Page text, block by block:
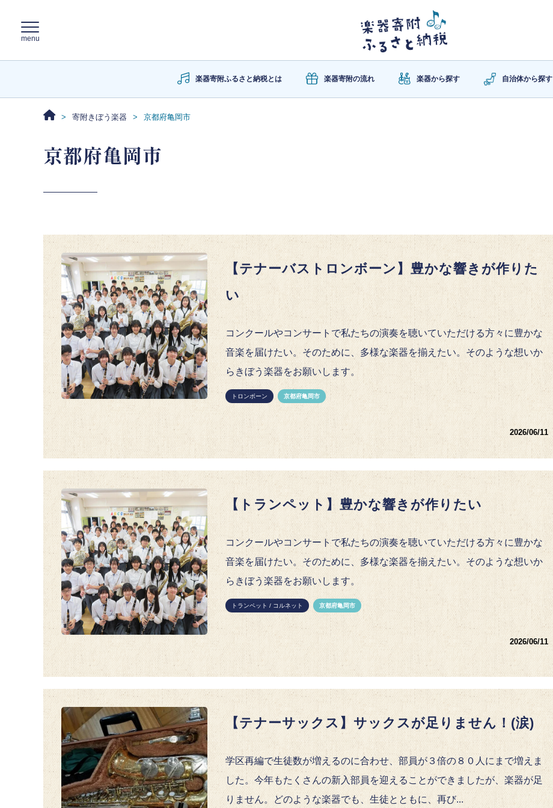
楽器寄附ふるさと納税とは 楽器寄附の流れ 楽器から探す 自治体から探す
寄附きぼう楽器 京都府亀岡市
京都府亀岡市
【テナーバストロンボーン】豊かな響きが作りた
い
コンクールやコンサートで私たちの演奏を聴いていただける方々に豊かな
音楽を届けたい。そのために、多様な楽器を揃えたい。そのような想いか
らきぼう楽器をお願いします。
トロンボーン 京都府亀岡市
2026/06/11
【トランペット】豊かな響きが作りたい
コンクールやコンサートで私たちの演奏を聴いていただける方々に豊かな
音楽を届けたい。そのために、多様な楽器を揃えたい。そのような想いか
らきぼう楽器をお願いします。
トランペット / コルネット 京都府亀岡市
2026/06/11
【テナーサックス】サックスが足りません！(涙)
学区再編で生徒数が増えるのに合わせ、部員が３倍の８０人にまで増えま
した。今年もたくさんの新入部員を迎えることができましたが、楽器が足
りません。どのような楽器でも、生徒とともに、再び...